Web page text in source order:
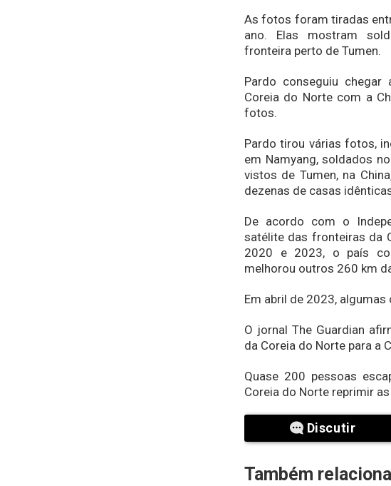
As fotos foram tiradas
ano. Elas mostram
fronteira perto de Tumen.
Pardo conseguiu
Coreia do Norte com a
fotos.
Pardo tirou várias fotos,
em Namyang, soldados
vistos de Tumen, na
dezenas de casas
De acordo com o
satélite das fronteiras da
2020 e 2023, o país
melhorou outros 260 km
Em abril de 2023,
O jornal The Guardian
da Coreia do Norte para a
Quase 200 pessoas
Coreia do Norte reprimir
Discutir
Também